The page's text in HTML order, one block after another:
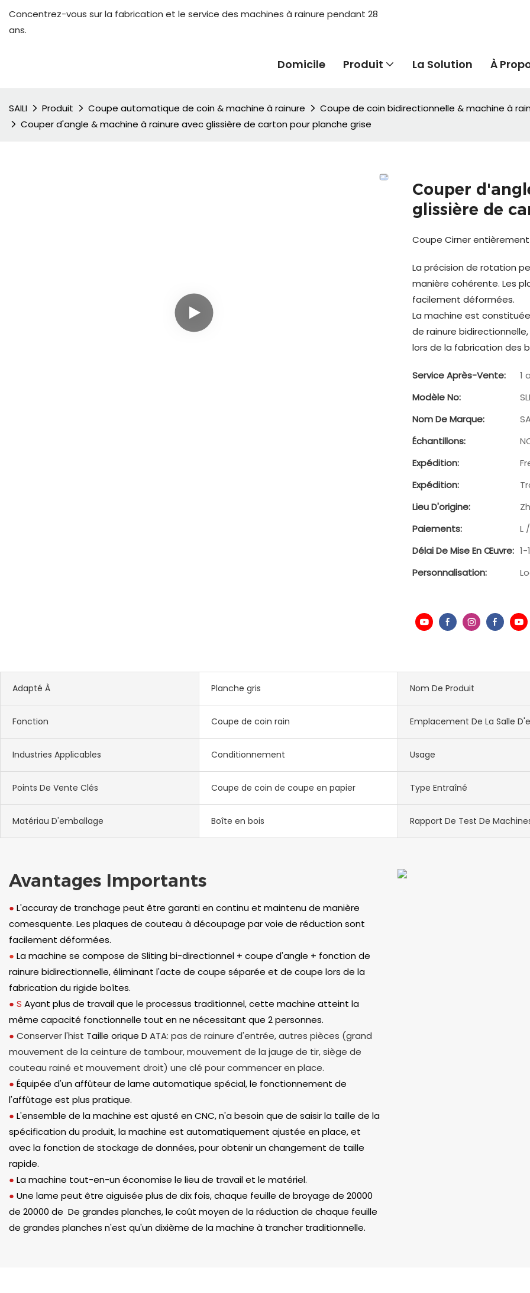
Concentrez-vous sur la fabrication et le service des machines à rainure pendant 28
ans.
Domicile Produit La Solution À
SAILI Produit Coupe automatique de coin & machine à rainure
Coupe de coin bidirectionnelle & machine à
Couper d'angle & machine à rainure avec glissière de carton pour planche grise
Couper
glissière de
Coupe Cirner
La précision de rotation
manière cohérente. Les
facilement déformées.
La machine est
de rainure
lors de la fabrication des
Service Après-Vente:
1
Modèle No:
Nom De Marque:
Échantillons:
Expédition:
Expédition:
Lieu D'origine:
Paiements:
L
Délai De Mise En Œuvre:
Personnalisation:
Adapté À Planche gris Nom De Produit
Fonction Coupe de coin rain Emplacement De La Salle
Industries Applicables Conditionnement Usage
Points De Vente Clés Coupe de coin de coupe en papier Type Entraîné
Matériau D'emballage Boîte en bois Rapport De Test De
Avantages Importants
● L'accuray de tranchage peut être garanti en continu et maintenu de manière
comesquente. Les plaques de couteau à découpage par voie de réduction sont
facilement déformées.
● La machine se compose de Sliting bi-directionnel + coupe d'angle + fonction de
rainure bidirectionnelle, éliminant l'acte de coupe séparée et de coupe lors de la
fabrication du rigide boîtes.
● S Ayant plus de travail que le processus traditionnel, cette machine atteint la
même capacité fonctionnelle tout en ne nécessitant que 2 personnes.
● Conserver l'hist Taille orique D ATA: pas de rainure d'entrée, autres pièces (grand
mouvement de la ceinture de tambour, mouvement de la jauge de tir, siège de
couteau rainé et mouvement droit) une clé pour commencer en place.
● Équipée d'un affûteur de lame automatique spécial, le fonctionnement de
l'affûtage est plus pratique.
● L'ensemble de la machine est ajusté en CNC, n'a besoin que de saisir la taille de la
spécification du produit, la machine est automatiquement ajustée en place, et
avec la fonction de stockage de données, pour obtenir un changement de taille
rapide.
● La machine tout-en-un économise le lieu de travail et le matériel.
● Une lame peut être aiguisée plus de dix fois, chaque feuille de broyage de 20000
de 20000 de De grandes planches, le coût moyen de la réduction de chaque feuille
de grandes planches n'est qu'un dixième de la machine à trancher traditionnelle.